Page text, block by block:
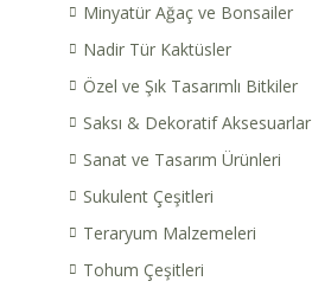
Minyatür Ağaç ve Bonsailer
Nadir Tür Kaktüsler
Özel ve Şık Tasarımlı Bitkiler
Saksı & Dekoratif Aksesuarlar
Sanat ve Tasarım Ürünleri
Sukulent Çeşitleri
Teraryum Malzemeleri
Tohum Çeşitleri